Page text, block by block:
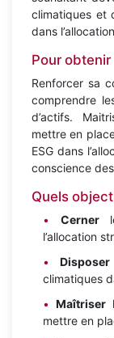
climatiques et
dans
Pour obtenir
Renforcer sa
comprendre
d’actifs.
mettre en
ESG dans
conscience
Quels
Cerner
l’allocation
Disposer
climatiques
Maîtriser
mettre en